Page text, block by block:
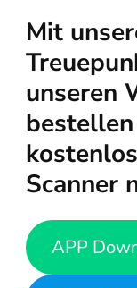
Mit
unseren
Scanner
APP